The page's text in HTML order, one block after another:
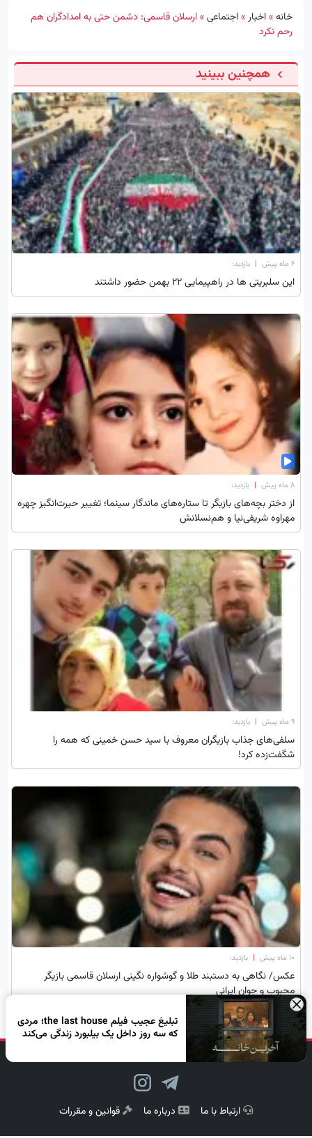
خانه»اخبار»اجتماعی»ارسلان قاسمی: دشمن حتی به امدادگران هم
رحم نکرد
همچنین ببینید
۶ ماه پیش | بازدید:
این سلبریتی ها در راهپیمایی 22 بهمن حضور داشتند
۸ ماه پیش | بازدید:
از دختر بچه‌های بازیگر تا ستاره‌های ماندگار سینما؛ تغییر حیرت‌انگیز چهره
مهراوه شریفی‌نیا و هم‌نسلانش
۹ ماه پیش | بازدید:
سلفی‌های جذاب بازیگران معروف با سید حسن خمینی که همه را
شگفت‌زده کرد!
۱۰ ماه پیش | بازدید:
عکس/ نگاهی به دستبند طلا و گوشواره نگینی ارسلان قاسمی بازیگر
محبوب و جوان ایرانی
×
تبلیغ عجیب فیلم the last house؛ مردی
که سه روز داخل یک بیلبورد زندگی می‌کند
ارتباط با ما درباره ما قوانین و مقررات